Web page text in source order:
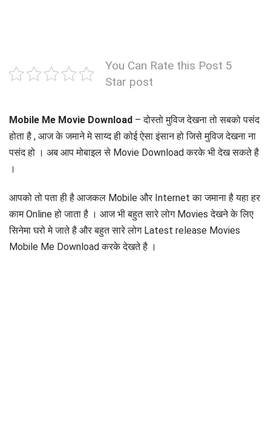
You Can Rate this Post 5
Star post
Mobile Me Movie Download – दोस्तो मुविज देखना तो सबको पसंद
होता है , आज के जमाने मे साय्द ही कोई ऐसा इंसान हो जिसे मुविज देखना ना
पसंद हो । अब आप मोबाइल से Movie Download करके भी देख सकते है
।
आपको तो पता ही है आजकल Mobile और Internet का जमाना है यहा हर
काम Online हो जाता है । आज भी बहुत सारे लोग Movies देखने के लिए
सिनेमा घरो मे जाते है और बहुत सारे लोग Latest release Movies
Mobile Me Download करके देखते है ।